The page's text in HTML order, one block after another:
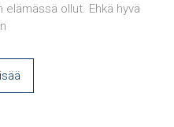
ollut. Ehkä hyvä